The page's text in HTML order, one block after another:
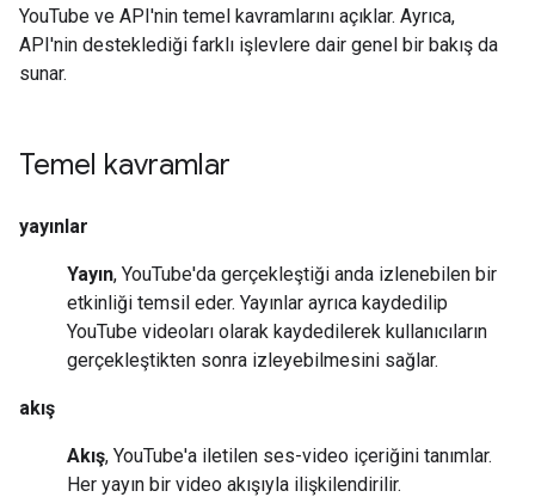
YouTube ve API'nin temel kavramlarını açıklar. Ayrıca,
API'nin desteklediği farklı işlevlere dair genel bir bakış da
sunar.
Temel kavramlar
yayınlar
Yayın, YouTube'da gerçekleştiği anda izlenebilen bir
etkinliği temsil eder. Yayınlar ayrıca kaydedilip
YouTube videoları olarak kaydedilerek kullanıcıların
gerçekleştikten sonra izleyebilmesini sağlar.
akış
Akış, YouTube'a iletilen ses-video içeriğini tanımlar.
Her yayın bir video akışıyla ilişkilendirilir.